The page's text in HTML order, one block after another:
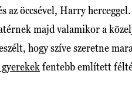
az öccsével, Harry
majd valamikor a
hogy szíve szeretne
gyerekekfentebb említett